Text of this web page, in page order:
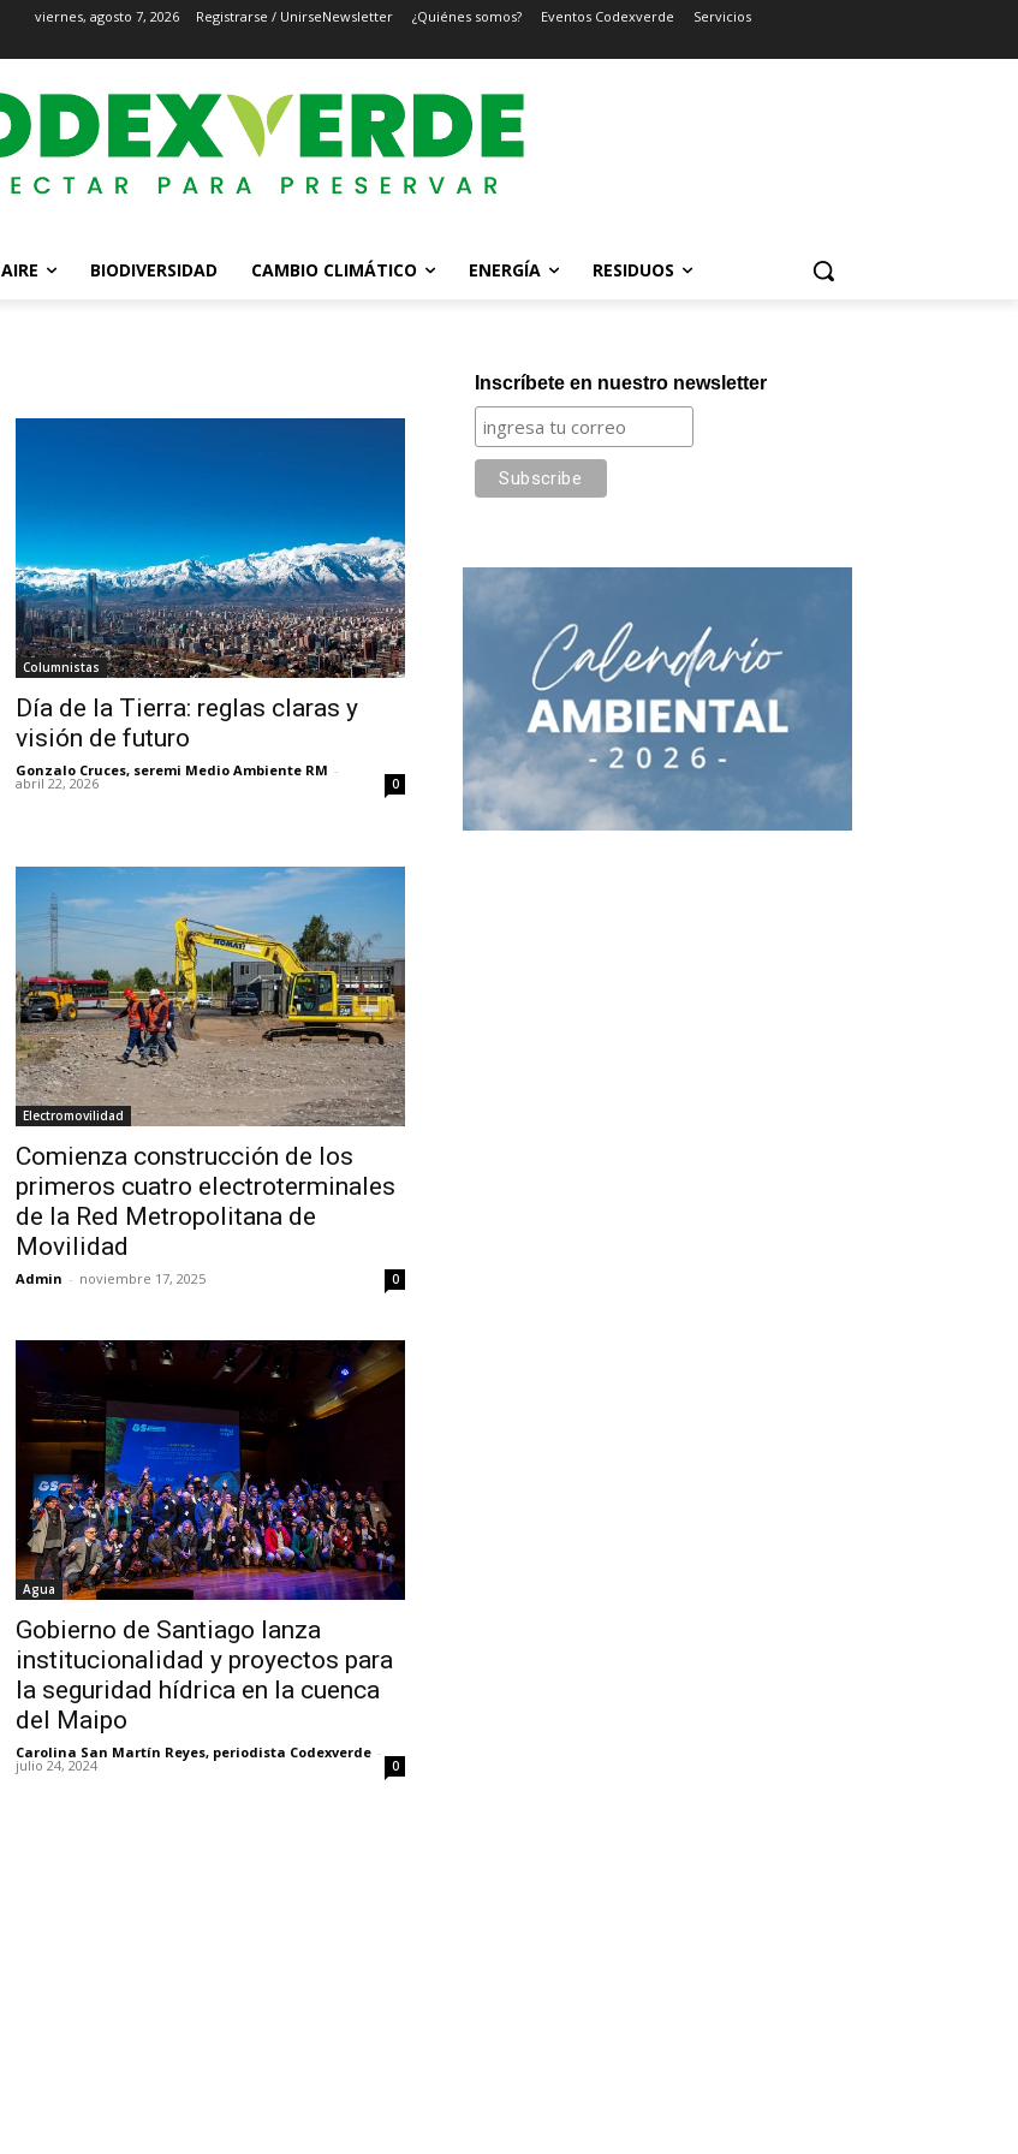
viernes, agosto 7, 2026 Registrarse / UnirseNewsletter ¿Quiénes somos? Eventos Codexverde Servicios
AIRE BIODIVERSIDAD CAMBIO CLIMÁTICO ENERGÍA RESIDUOS
Columnistas
Día de la Tierra: reglas claras y
visión de futuro
Gonzalo Cruces, seremi Medio Ambiente RM -
abril 22, 2026 0
Electromovilidad
Comienza construcción de los
primeros cuatro electroterminales
de la Red Metropolitana de
Movilidad
Admin - noviembre 17, 2025 0
Agua
Gobierno de Santiago lanza
institucionalidad y proyectos para
la seguridad hídrica en la cuenca
del Maipo
Carolina San Martín Reyes, periodista Codexverde -
julio 24, 2024 0
Inscríbete en nuestro newsletter